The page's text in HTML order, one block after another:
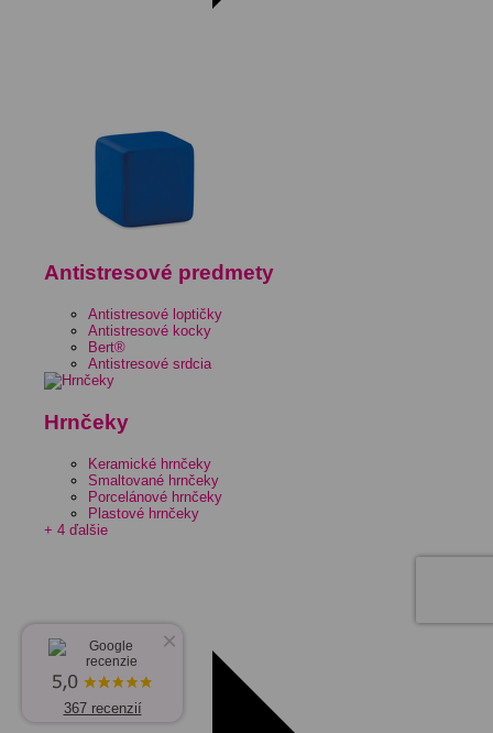
Antistresové predmety
Antistresové loptičky
Antistresové kocky
Bert®
Antistresové srdcia
Hrnčeky
Keramické hrnčeky
Smaltované hrnčeky
Porcelánové hrnčeky
Plastové hrnčeky
+ 4 ďalšie
×
367 recenzií